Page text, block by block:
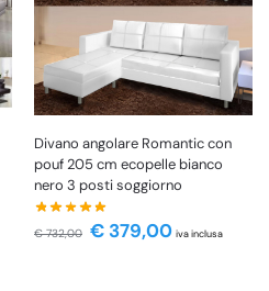
Divano angolare Romantic con
pouf 205 cm ecopelle bianco
nero 3 posti soggiorno
€732,00 € 379,00 iva inclusa